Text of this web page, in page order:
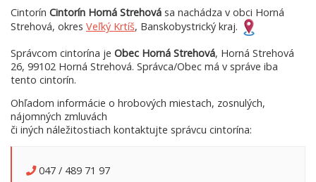
Cintorín Cintorín Horná Strehová sa nachádza v obci Horná
Strehová, okres Veľký Krtíš, Banskobystrický kraj.
Správcom cintorína je Obec Horná Strehová, Horná Strehová
26, 99102 Horná Strehová. Správca/Obec má v správe iba
tento cintorín.
Ohľadom informácie o hrobových miestach, zosnulých,
nájomných zmluvách
či iných náležitostiach kontaktujte správcu cintorína:
047 / 489 71 97